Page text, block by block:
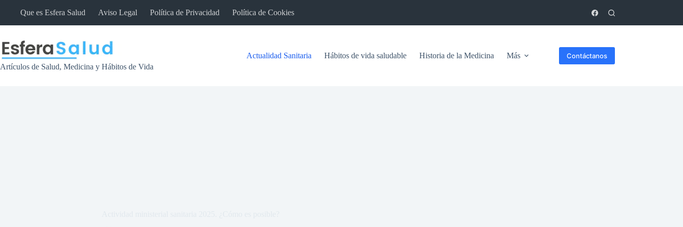
Que es Esfera Salud Aviso Legal Política de Privacidad Política de Cookies
Artículos de Salud, Medicina y Hábitos de Vida
Actualidad Sanitaria Hábitos de vida saludable Historia de la Medicina Más Contáctanos